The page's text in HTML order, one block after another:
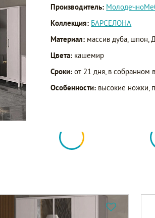
Производитель:
Коллекция: БАРСЕЛОНА
Материал: массив дуба, шпон,
Цвета: кашемир
Сроки: от 21 дня, в собранном
Особенности: высокие ножки,